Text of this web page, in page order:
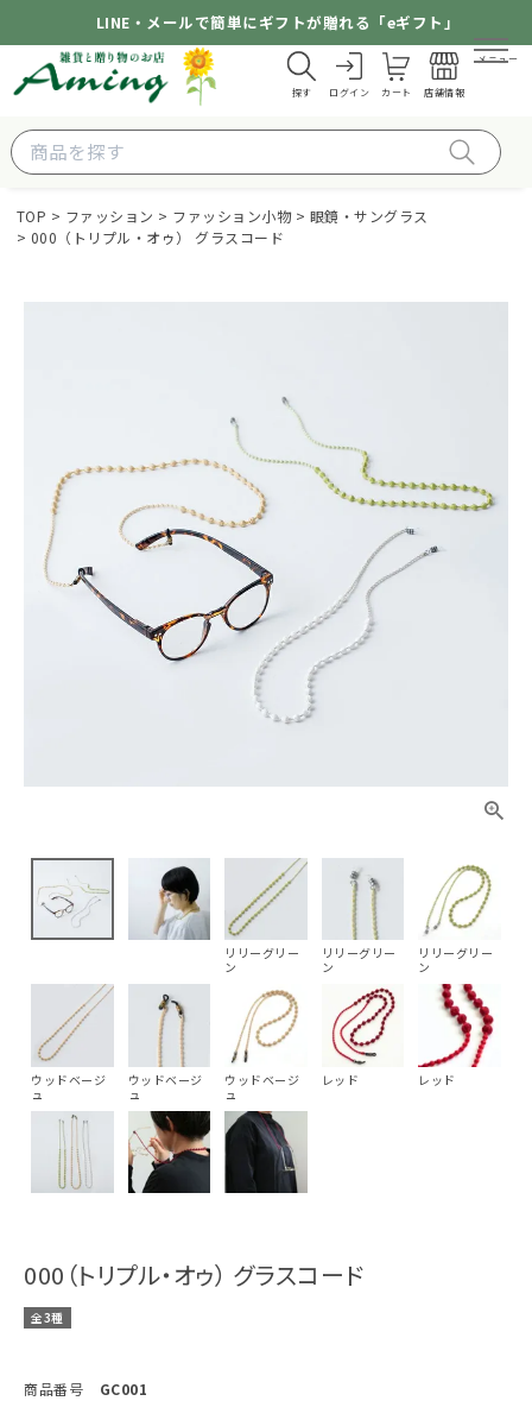
LINE・メールで簡単にギフトが贈れる「eギフト」
探す ログイン カート 店舗情報
メニュー
TOP ファッション ファッション小物
眼鏡・サングラス
000（トリプル・オゥ） グラスコード
リリーグリー
ン
リリーグリー
ン
リリーグリー
ン
ウッドベージ
ュ
ウッドベージ
ュ
ウッドベージ
ュ
レッド レッド
000（トリプル・オゥ） グラスコード
全3種
商品番号 GC001